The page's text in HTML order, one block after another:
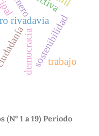
rivadaviasostenibilidad
trabajo
democracia
1 a 19) Periodo